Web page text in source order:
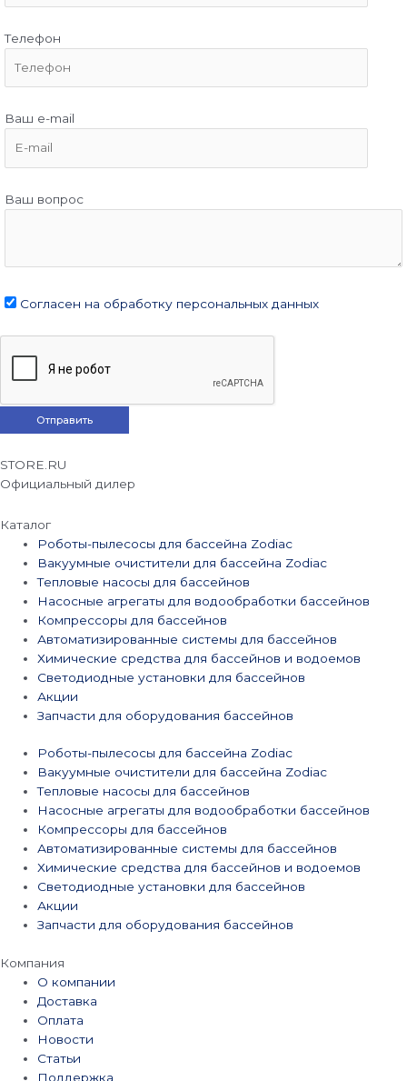
Телефон
Ваш e-mail
Ваш вопрос
Согласен на обработку персональных данных
STORE.RU
Официальный дилер
Каталог
Роботы-пылесосы для бассейна Zodiac
Вакуумные очистители для бассейна Zodiac
Тепловые насосы для бассейнов
Насосные агрегаты для водообработки бассейнов
Компрессоры для бассейнов
Автоматизированные системы для бассейнов
Химические средства для бассейнов и водоемов
Светодиодные установки для бассейнов
Акции
Запчасти для оборудования бассейнов
Роботы-пылесосы для бассейна Zodiac
Вакуумные очистители для бассейна Zodiac
Тепловые насосы для бассейнов
Насосные агрегаты для водообработки бассейнов
Компрессоры для бассейнов
Автоматизированные системы для бассейнов
Химические средства для бассейнов и водоемов
Светодиодные установки для бассейнов
Акции
Запчасти для оборудования бассейнов
Компания
О компании
Доставка
Оплата
Новости
Статьи
Поддержка